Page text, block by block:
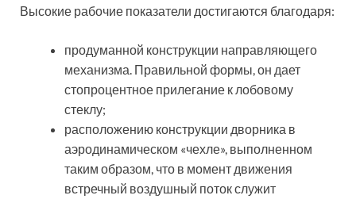
Высокие рабочие показатели достигаются благодаря:
продуманной конструкции направляющего
механизма. Правильной формы, он дает
стопроцентное прилегание к лобовому
стеклу;
расположению конструкции дворника в
аэродинамическом «чехле», выполненном
таким образом, что в момент движения
встречный воздушный поток служит